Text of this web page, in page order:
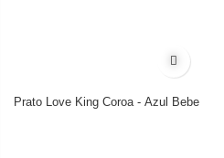
Prato Love King Coroa - Azul Bebe